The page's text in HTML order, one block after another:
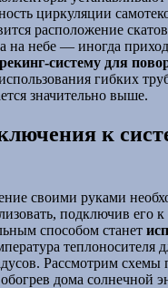
циркуляции
расположение
на небе — иногда
систему для
гибких
значительно выше.
к
своими руками
подключив его
способом станет
теплоносителя
Рассмотрим схемы
дома солнечной